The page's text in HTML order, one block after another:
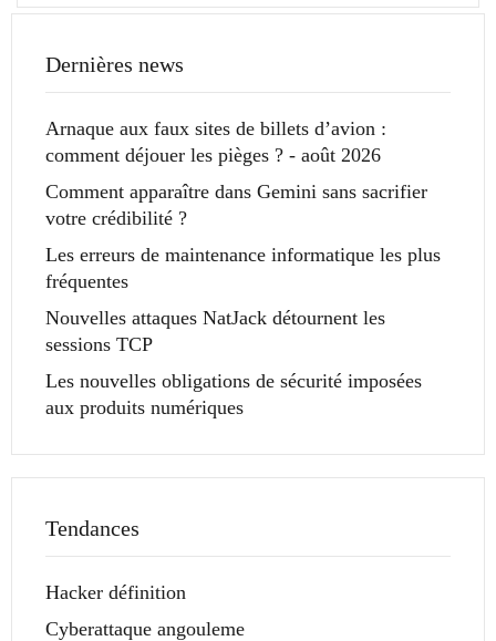
Dernières news
Arnaque aux faux sites de billets d’avion :
comment déjouer les pièges ? - août 2026
Comment apparaître dans Gemini sans sacrifier
votre crédibilité ?
Les erreurs de maintenance informatique les plus
fréquentes
Nouvelles attaques NatJack détournent les
sessions TCP
Les nouvelles obligations de sécurité imposées
aux produits numériques
Tendances
Hacker définition
Cyberattaque angouleme